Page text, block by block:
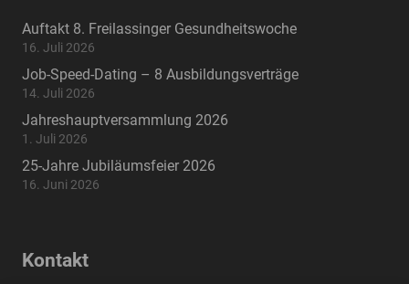
Auftakt 8. Freilassinger Gesundheitswoche
16. Juli 2026
Job-Speed-Dating – 8 Ausbildungsverträge
14. Juli 2026
Jahreshauptversammlung 2026
1. Juli 2026
25-Jahre Jubiläumsfeier 2026
16. Juni 2026
Kontakt